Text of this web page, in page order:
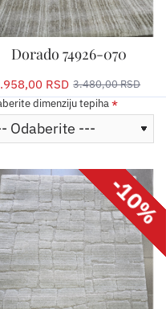
Dorado 74926-070
RSD 3.480,00 RSD
dimenziju tepiha
-10%